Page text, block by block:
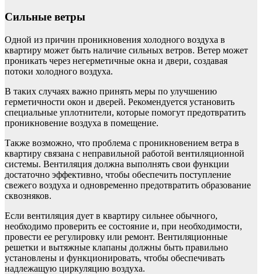
Сильные ветры
Одной из причин проникновения холодного воздуха в
квартиру может быть наличие сильных ветров. Ветер может
проникать через негерметичные окна и двери, создавая
потоки холодного воздуха.
В таких случаях важно принять меры по улучшению
герметичности окон и дверей. Рекомендуется установить
специальные уплотнители, которые помогут предотвратить
проникновение воздуха в помещение.
Также возможно, что проблема с проникновением ветра в
квартиру связана с неправильной работой вентиляционной
системы. Вентиляция должна выполнять свои функции
достаточно эффективно, чтобы обеспечить поступление
свежего воздуха и одновременно предотвратить образование
сквозняков.
Если вентиляция дует в квартиру сильнее обычного,
необходимо проверить ее состояние и, при необходимости,
провести ее регулировку или ремонт. Вентиляционные
решетки и вытяжные клапаны должны быть правильно
установлены и функционировать, чтобы обеспечивать
надлежащую циркуляцию воздуха.